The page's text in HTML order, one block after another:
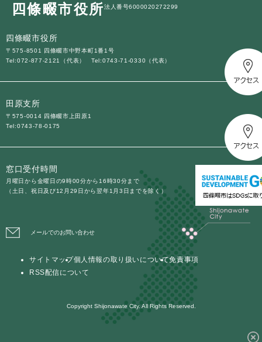
四條畷市役所法人番号6000020272299
四條畷市役所
〒575-8501 四條畷市中野本町1番1号
Tel:072-877-2121（代表）
Tel:0743-71-0330（代表）
田原支所
〒575-0014 四條畷市上田原1
Tel:0743-78-0175
窓口受付時間
月曜日から金曜日の9時00分から16時30分まで
（土日、祝日及び12月29日から翌年1月3日までを除く）
メールでのお問い合わせ
サイトマップ個人情報の取り扱いについて免責事項
RSS配信について
Copyright Shijonawate City. All Rights Reserved.